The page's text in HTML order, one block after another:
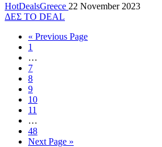
HotDealsGreece 22 November 2023
ΔΕΣ ΤΟ DEAL
« Previous Page
1
…
7
8
9
10
11
…
48
Next Page »